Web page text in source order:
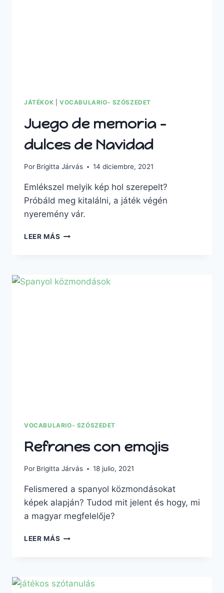
JÁTÉKOK VOCABULARIO- SZÓSZEDET
Juego de memoria –
dulces de Navidad
Por Brigitta Járvás 14 diciembre, 2021
Emlékszel melyik kép hol szerepelt?
Próbáld meg kitalálni, a játék végén
nyeremény vár.
LEER MÁS JUEGO
DULCES
DE
VOCABULARIO- SZÓSZEDET
Refranes con emojis
Por Brigitta Járvás 18 julio, 2021
Felismered a spanyol közmondásokat
képek alapján? Tudod mit jelent és hogy, mi
a magyar megfelelője?
LEER MÁS REFRANES